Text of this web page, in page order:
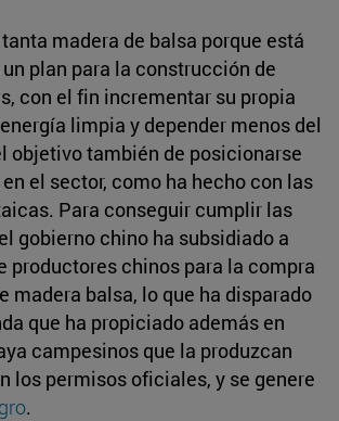
madera de balsa porque está
plan para la construcción de
con el fin incrementar su propia
limpia y depender menos del
objetivo también de posicionarse
el sector, como ha hecho con las
Para conseguir cumplir las
gobierno chino ha subsidiado a
productores chinos para la compra
madera balsa, lo que ha disparado
que ha propiciado además en
campesinos que la produzcan
los permisos oficiales, y se genere
.